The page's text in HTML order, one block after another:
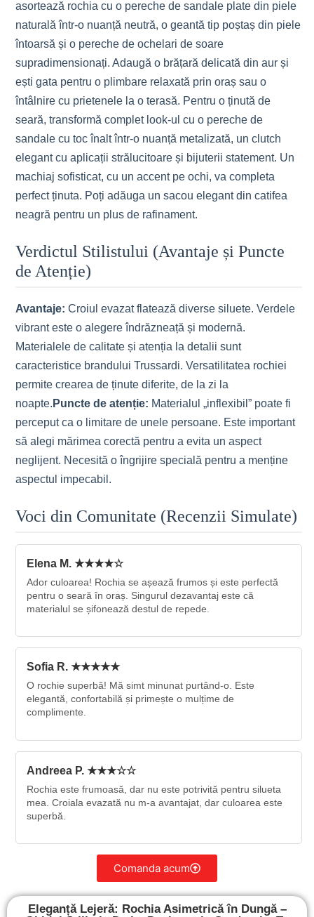
asortează rochia cu o pereche de sandale plate din piele
naturală într-o nuanță neutră, o geantă tip poștaș din piele
întoarsă și o pereche de ochelari de soare
supradimensionați. Adaugă o brățară delicată din aur și
ești gata pentru o plimbare relaxată prin oraș sau o
întâlnire cu prietenele la o terasă. Pentru o ținută de
seară, transformă complet look-ul cu o pereche de
sandale cu toc înalt într-o nuanță metalizată, un clutch
elegant cu aplicații strălucitoare și bijuterii statement. Un
machiaj sofisticat, cu un accent pe ochi, va completa
perfect ținuta. Poți adăuga un sacou elegant din catifea
neagră pentru un plus de rafinament.
Verdictul Stilistului (Avantaje și Puncte
de Atenție)
Avantaje: Croiul evazat flatează diverse siluete. Verdele
vibrant este o alegere îndrăzneață și modernă.
Materialele de calitate și atenția la detalii sunt
caracteristice brandului Trussardi. Versatilitatea rochiei
permite crearea de ținute diferite, de la zi la
noapte. Puncte de atenție: Materialul „inflexibil” poate fi
perceput ca o limitare de unele persoane. Este important
să alegi mărimea corectă pentru a evita un aspect
neglijent. Necesită o îngrijire specială pentru a menține
aspectul impecabil.
Voci din Comunitate (Recenzii Simulate)
Elena M. ★★★★☆
Ador culoarea! Rochia se așează frumos și este perfectă
pentru o seară în oraș. Singurul dezavantaj este că
materialul se șifonează destul de repede.
Sofia R. ★★★★★
O rochie superbă! Mă simt minunat purtând-o. Este
elegantă, confortabilă și primește o mulțime de
complimente.
Andreea P. ★★★☆☆
Rochia este frumoasă, dar nu este potrivită pentru silueta
mea. Croiala evazată nu m-a avantajat, dar culoarea este
superbă.
Comanda acum
Eleganță Lejeră: Rochia Asimetrică în Dungă –